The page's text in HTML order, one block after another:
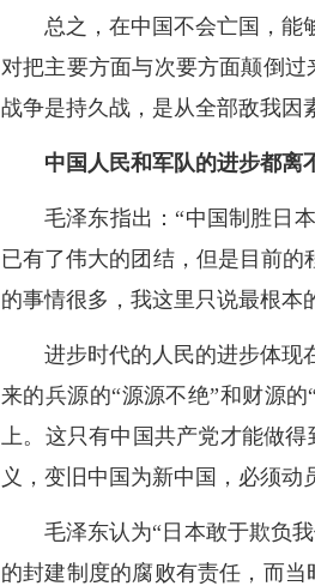
总之，在中国不会亡国，能
对把主要方面与次要方面颠倒
战争是持久战，是从全部敌我因
中国人民和军队的进步都离
毛泽东指出：“中国制胜日
已有了伟大的团结，但是目前的
的事情很多，我这里只说最根本
进步时代的人民的进步体现
来的兵源的“源源不绝”和财源
上。这只有中国共产党才能做
义，变旧中国为新中国，必须动
毛泽东认为“日本敢于欺负
的封建制度的腐败有责任，而